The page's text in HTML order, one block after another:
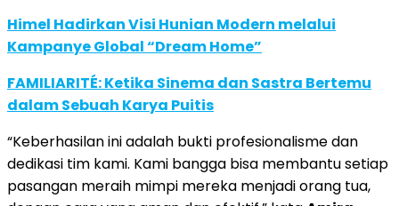
Himel Hadirkan Visi Hunian Modern melalui
Kampanye Global “Dream Home”
FAMILIARITÉ: Ketika Sinema dan Sastra Bertemu
dalam Sebuah Karya Puitis
“Keberhasilan ini adalah bukti profesionalisme dan
dedikasi tim kami. Kami bangga bisa membantu setiap
pasangan meraih mimpi mereka menjadi orang tua,